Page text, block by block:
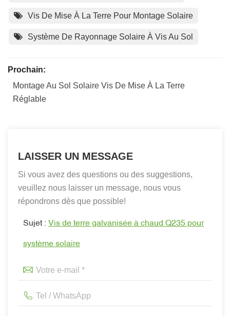
Vis De Mise À La Terre Pour Montage Solaire
Système De Rayonnage Solaire À Vis Au Sol
Prochain:
Montage Au Sol Solaire Vis De Mise À La Terre
Réglable
LAISSER UN MESSAGE
Si vous avez des questions ou des suggestions,
veuillez nous laisser un message, nous vous
répondrons dès que possible!
Sujet : Vis de terre galvanisée à chaud Q235 pour
système solaire